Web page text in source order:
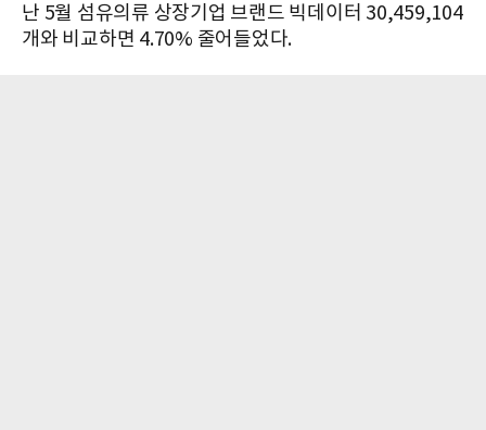
난 5월 섬유의류 상장기업 브랜드 빅데이터 30,459,104
개와 비교하면 4.70% 줄어들었다.